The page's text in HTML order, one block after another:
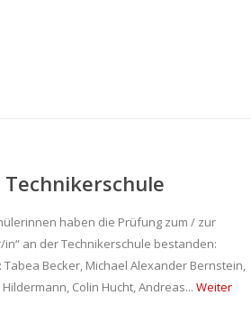
haben die Prüfung zum / zur
in“ an der Technikerschule bestanden:
Becker, Michael Alexander Bernstein,
Colin Hucht, Andreas... Weiter